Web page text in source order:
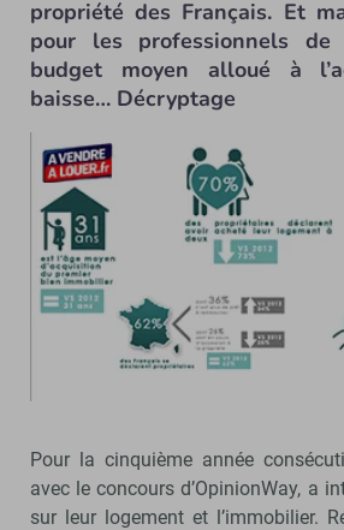
propriété des Français. Et
pour les professionnels de
budget moyen alloué à
baisse… Décryptage
Pour la cinquième année
avec le concours d’OpinionWay, a
sur leur logement et l’immobilier.